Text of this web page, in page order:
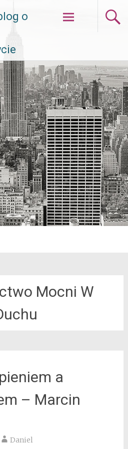
o
Skip
to
Mocni W
a
– Marcin
Daniel